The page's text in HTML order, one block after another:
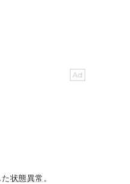
状態異常 。